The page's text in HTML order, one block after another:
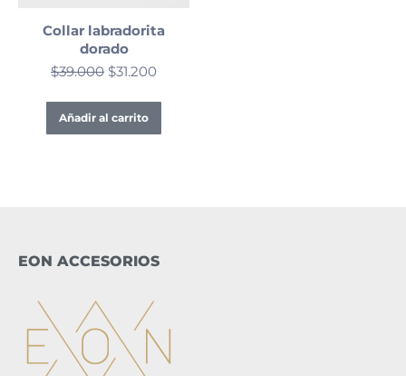
Collar labradorita
dorado
$39.000 $31.200
Añadir al carrito
EON ACCESORIOS